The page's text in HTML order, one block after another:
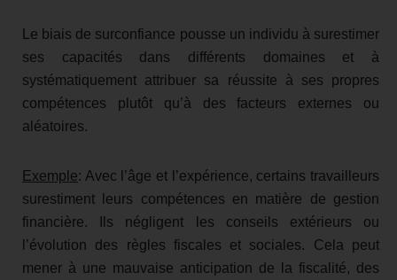
Le biais de surconfiance pousse un individu à surestimer
ses capacités dans différents domaines et à
systématiquement attribuer sa réussite à ses propres
compétences plutôt qu’à des facteurs externes ou
aléatoires.
Exemple: Avec l’âge et l’expérience, certains travailleurs
surestiment leurs compétences en matière de gestion
financière. Ils négligent les conseils extérieurs ou
l’évolution des règles fiscales et sociales. Cela peut
mener à une mauvaise anticipation de la fiscalité, des